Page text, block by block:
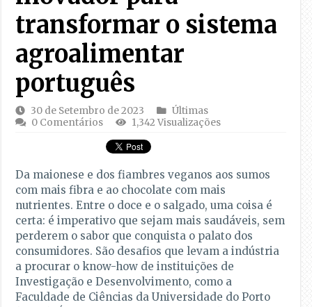
transformar o sistema
agroalimentar
português
30 de Setembro de 2023
Últimas
0 Comentários
1,342 Visualizações
Da maionese e dos fiambres veganos aos sumos
com mais fibra e ao chocolate com mais
nutrientes. Entre o doce e o salgado, uma coisa é
certa: é imperativo que sejam mais saudáveis, sem
perderem o sabor que conquista o palato dos
consumidores. São desafios que levam a indústria
a procurar o know-how de instituições de
Investigação e Desenvolvimento, como a
Faculdade de Ciências da Universidade do Porto